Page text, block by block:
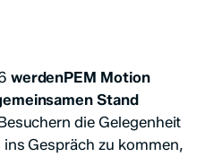
werdenPEM Motion
Stand
die Gelegenheit
Gespräch zu kommen,